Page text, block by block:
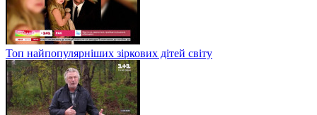
Топ найпопулярніших зіркових дітей світу